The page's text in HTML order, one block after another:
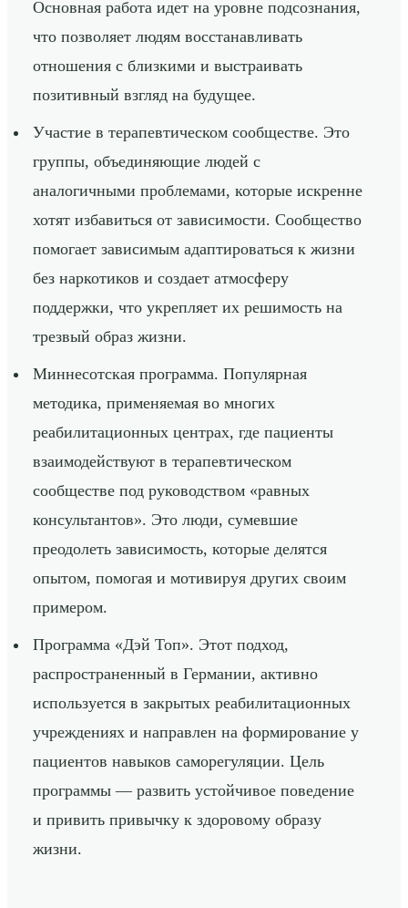
Основная работа идет на уровне подсознания,
что позволяет людям восстанавливать
отношения с близкими и выстраивать
позитивный взгляд на будущее.
Участие в терапевтическом сообществе. Это
группы, объединяющие людей с
аналогичными проблемами, которые искренне
хотят избавиться от зависимости. Сообщество
помогает зависимым адаптироваться к жизни
без наркотиков и создает атмосферу
поддержки, что укрепляет их решимость на
трезвый образ жизни.
Миннесотская программа. Популярная
методика, применяемая во многих
реабилитационных центрах, где пациенты
взаимодействуют в терапевтическом
сообществе под руководством «равных
консультантов». Это люди, сумевшие
преодолеть зависимость, которые делятся
опытом, помогая и мотивируя других своим
примером.
Программа «Дэй Топ». Этот подход,
распространенный в Германии, активно
используется в закрытых реабилитационных
учреждениях и направлен на формирование у
пациентов навыков саморегуляции. Цель
программы — развить устойчивое поведение
и привить привычку к здоровому образу
жизни.